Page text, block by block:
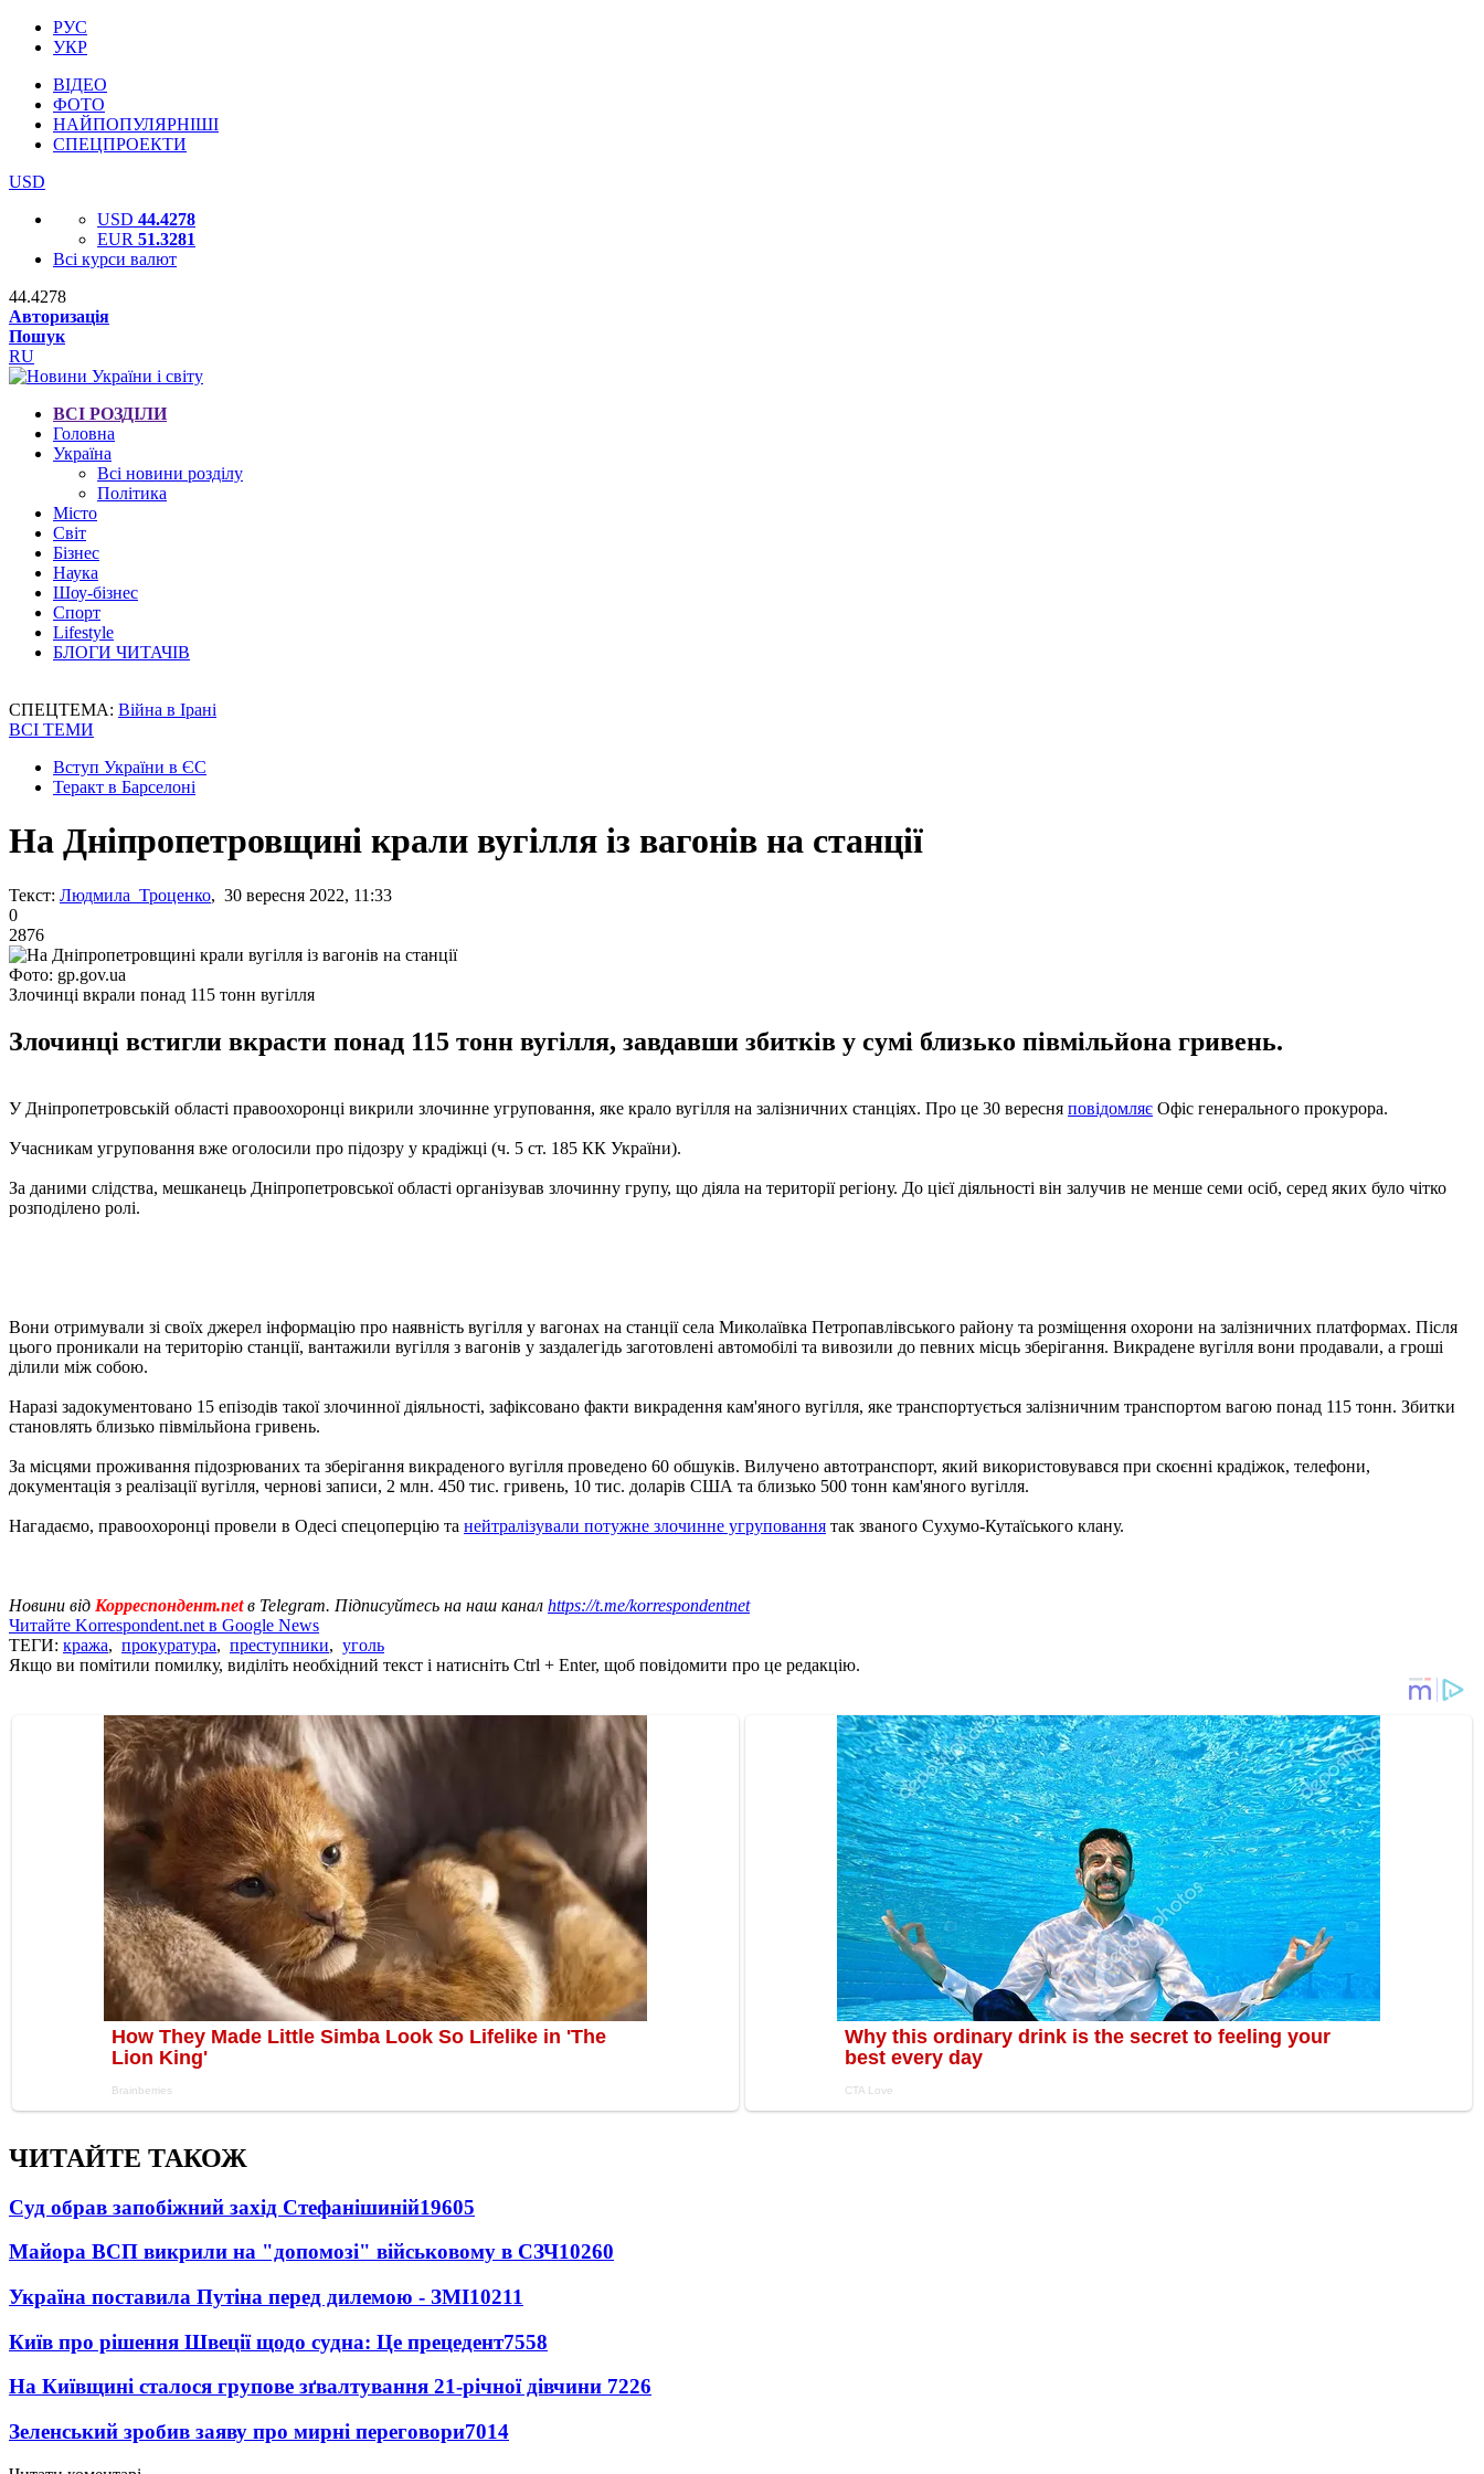
РУС
УКР
ВІДЕО
ФОТО
НАЙПОПУЛЯРНІШІ
СПЕЦПРОЕКТИ
USD
USD 44.4278
EUR 51.3281
Всі курси валют
44.4278
Авторизація
Пошук
RU
ВСІ РОЗДІЛИ
Головна
Україна
Всі новини розділу
Політика
Місто
Світ
Бізнес
Наука
Шоу-бізнес
Спорт
Lifestyle
БЛОГИ ЧИТАЧІВ
СПЕЦТЕМА: Війна в Ірані
ВСІ ТЕМИ
Вступ України в ЄС
Теракт в Барселоні
На Дніпропетровщині крали вугілля із вагонів на станції
Текст: Людмила Троценко, 30 вересня 2022, 11:33
0
2876
Фото: gp.gov.ua
Злочинці вкрали понад 115 тонн вугілля
Злочинці встигли вкрасти понад 115 тонн вугілля, завдавши збитків у сумі близько півмільйона гривень.
У Дніпропетровській області правоохоронці викрили злочинне угруповання, яке крало вугілля на залізничних станціях. Про це 30 вересня повідомляє Офіс генерального прокурора.
Учасникам угруповання вже оголосили про підозру у крадіжці (ч. 5 ст. 185 КК України).
За даними слідства, мешканець Дніпропетровської області організував злочинну групу, що діяла на території регіону. До цієї діяльності він залучив не менше семи осіб, серед яких було чітко
розподілено ролі.
Вони отримували зі своїх джерел інформацію про наявність вугілля у вагонах на станції села Миколаївка Петропавлівського району та розміщення охорони на залізничних платформах. Після
цього проникали на територію станції, вантажили вугілля з вагонів у заздалегідь заготовлені автомобілі та вивозили до певних місць зберігання. Викрадене вугілля вони продавали, а гроші
ділили між собою.
Наразі задокументовано 15 епізодів такої злочинної діяльності, зафіксовано факти викрадення кам'яного вугілля, яке транспортується залізничним транспортом вагою понад 115 тонн. Збитки
становлять близько півмільйона гривень.
За місцями проживання підозрюваних та зберігання викраденого вугілля проведено 60 обшуків. Вилучено автотранспорт, який використовувався при скоєнні крадіжок, телефони,
документація з реалізації вугілля, чернові записи, 2 млн. 450 тис. гривень, 10 тис. доларів США та близько 500 тонн кам'яного вугілля.
Нагадаємо, правоохоронці провели в Одесі спецоперцію та нейтралізували потужне злочинне угруповання так званого Сухумо-Кутаїського клану.
Новини від Корреспондент.netв Telegram. Підписуйтесь на наш канал https://t.me/korrespondentnet
Читайте Korrespondent.net в Google News
ТЕГИ: кража, прокуратура, преступники, уголь
Якщо ви помітили помилку, виділіть необхідний текст і натисніть Ctrl + Enter, щоб повідомити про це редакцію.
ЧИТАЙТЕ ТАКОЖ
Суд обрав запобіжний захід Стефанішиній19605
Майора ВСП викрили на "допомозі" військовому в СЗЧ10260
Україна поставила Путіна перед дилемою - ЗМІ10211
Київ про рішення Швеції щодо судна: Це прецедент7558
На Київщині сталося групове зґвалтування 21-річної дівчини 7226
Зеленський зробив заяву про мирні переговори7014